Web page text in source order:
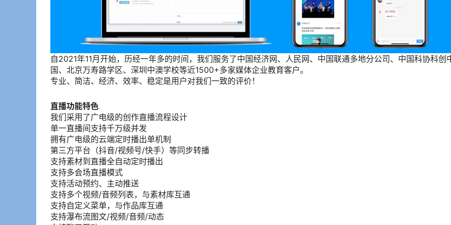
自2021年11月开始，历经一年多的时间，我们服务了中国经济网、人民网、中国联通多地分公司、中国科协科创
国、北京万寿路学区、深圳中澳学校等近1500+多家媒体企业教育客户。
专业、简洁、经济、效率、稳定是用户对我们一致的评价！
直播功能特色
我们采用了广电级的创作直播流程设计
单一直播间支持千万级并发
拥有广电级的云端定时播出单机制
第三方平台（抖音/视频号/快手）等同步转播
支持素材到直播全自动定时播出
支持多会场直播模式
支持活动预约、主动推送
支持多个视频/音频列表，与素材库互通
支持自定义菜单，与作品库互通
支持瀑布流图文/视频/音频/动态